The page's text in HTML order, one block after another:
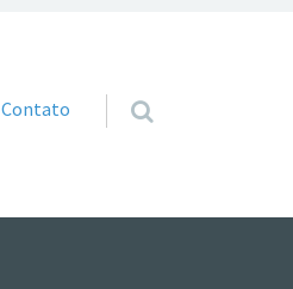
Contato